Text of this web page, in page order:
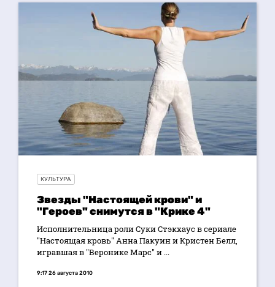
КУЛЬТУРА
Звезды "Настоящей крови" и
"Героев" снимутся в "Крике 4"
Исполнительница роли Суки Стэкхаус в сериале
"Настоящая кровь" Анна Пакуин и Кристен Белл,
игравшая в "Веронике Марс" и ...
9:17 26 августа 2010